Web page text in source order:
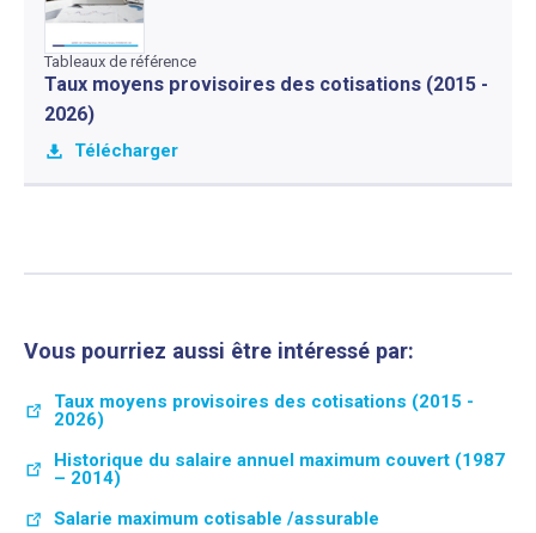
Tableaux de référence
Taux moyens provisoires des cotisations (2015 -
2026)
Télécharger
Vous pourriez aussi être intéressé par:
Taux moyens provisoires des cotisations (2015 -
2026)
Historique du salaire annuel maximum couvert (1987
– 2014)
Salarie maximum cotisable /assurable